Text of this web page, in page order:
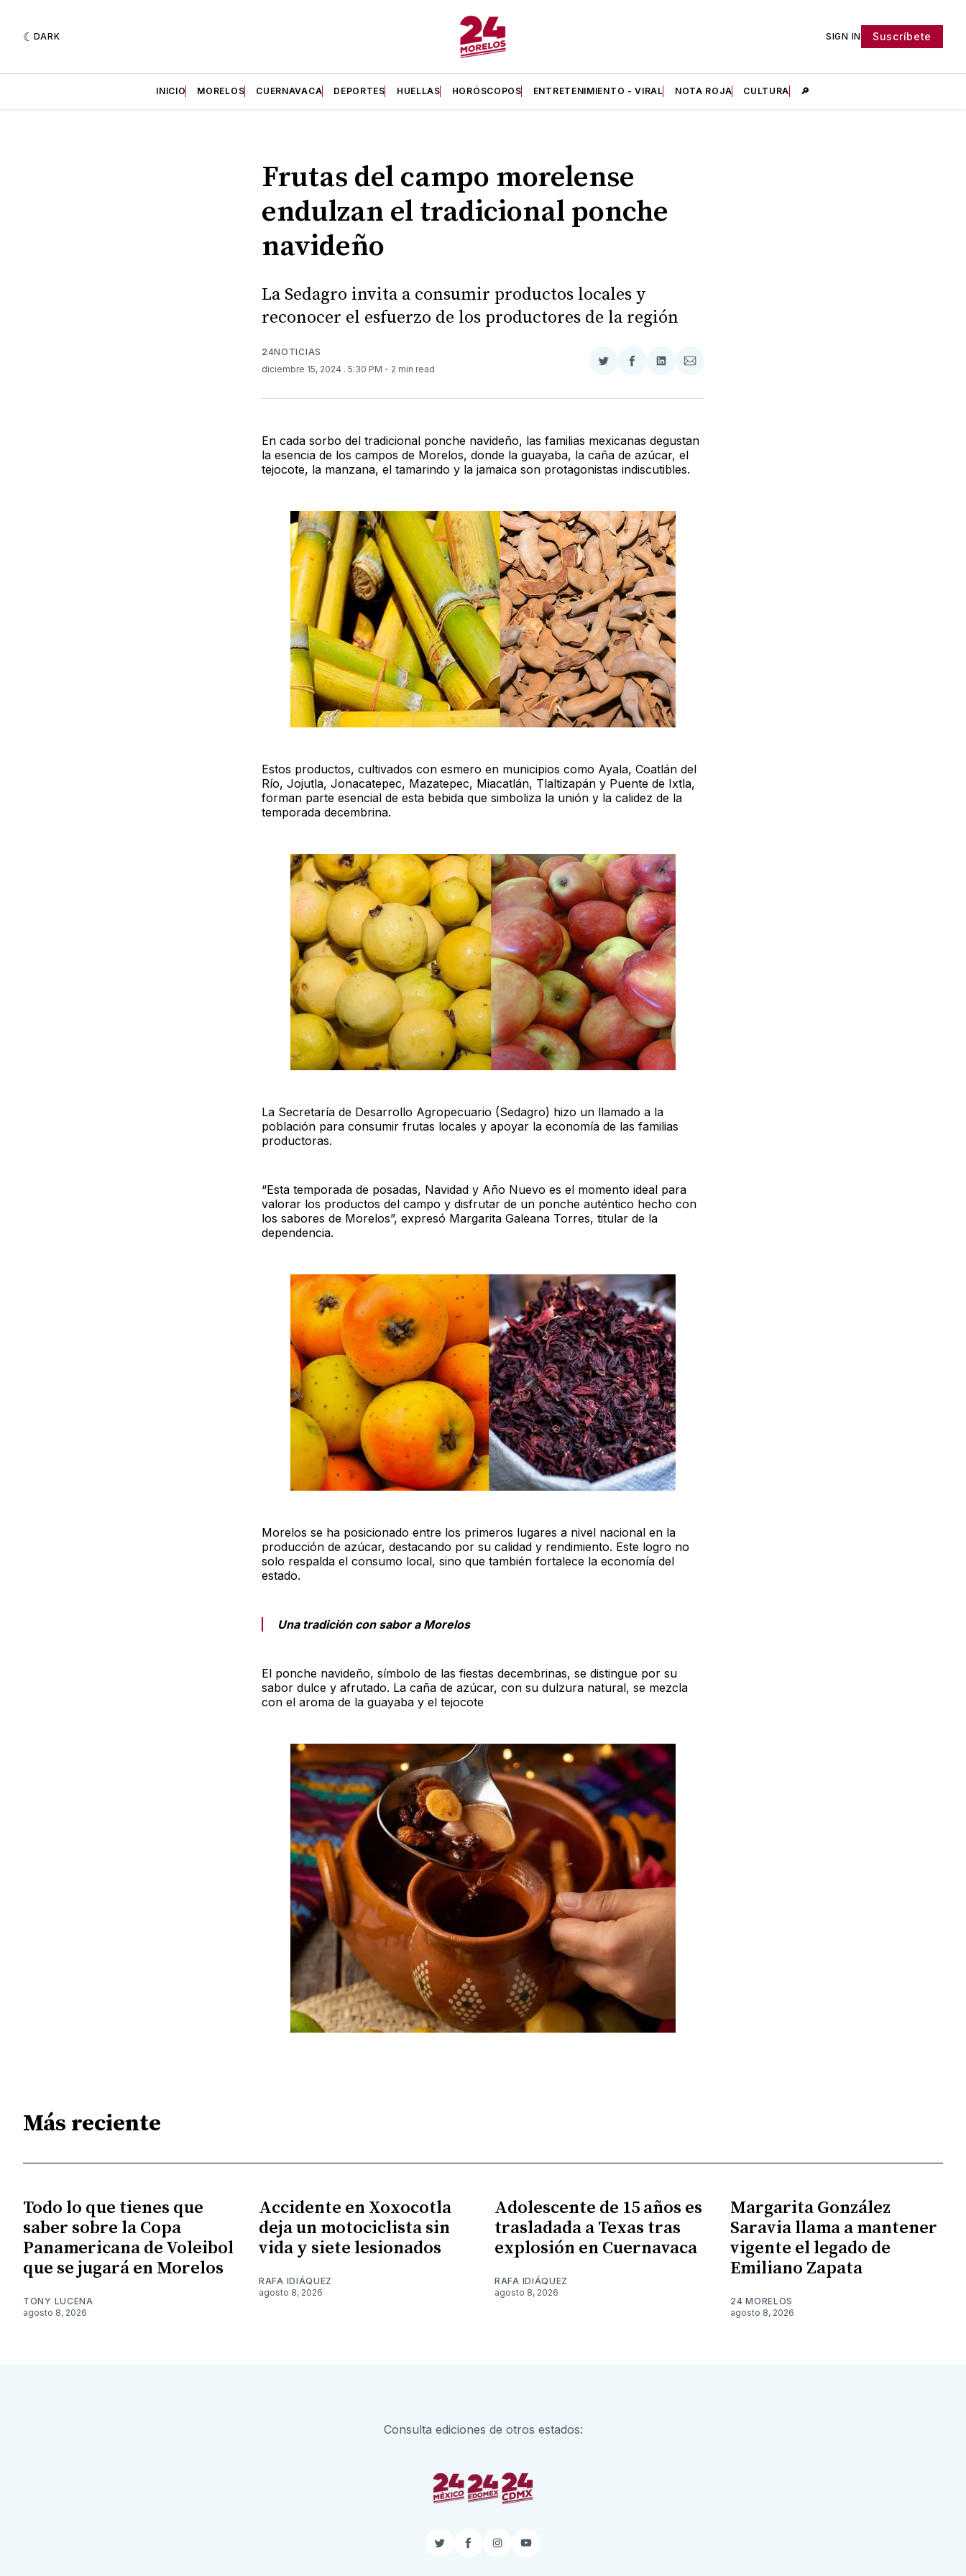
DARK SIGN IN Suscríbete
INICIO MORELOS CUERNAVACA DEPORTES HUELLAS HORÓSCOPOS ENTRETENIMIENTO - VIRAL NOTA ROJA CULTURA 🔎
Frutas del campo morelense
endulzan el tradicional ponche
navideño
La Sedagro invita a consumir productos locales y
reconocer el esfuerzo de los productores de la región
24NOTICIAS
diciembre 15, 2024 . 5:30 PM - 2 min read
Compartir
Twitter
Compartir
Facebook
Compartir
LinkedIn
Compartir
Email
En cada sorbo del tradicional ponche navideño, las familias mexicanas degustan
la esencia de los campos de Morelos, donde la guayaba, la caña de azúcar, el
tejocote, la manzana, el tamarindo y la jamaica son protagonistas indiscutibles.
Estos productos, cultivados con esmero en municipios como Ayala, Coatlán del
Río, Jojutla, Jonacatepec, Mazatepec, Miacatlán, Tlaltizapán y Puente de Ixtla,
forman parte esencial de esta bebida que simboliza la unión y la calidez de la
temporada decembrina.
La Secretaría de Desarrollo Agropecuario (Sedagro) hizo un llamado a la
población para consumir frutas locales y apoyar la economía de las familias
productoras.
“Esta temporada de posadas, Navidad y Año Nuevo es el momento ideal para
valorar los productos del campo y disfrutar de un ponche auténtico hecho con
los sabores de Morelos”, expresó Margarita Galeana Torres, titular de la
dependencia.
Morelos se ha posicionado entre los primeros lugares a nivel nacional en la
producción de azúcar, destacando por su calidad y rendimiento. Este logro no
solo respalda el consumo local, sino que también fortalece la economía del
estado.
Una tradición con sabor a Morelos
El ponche navideño, símbolo de las fiestas decembrinas, se distingue por su
sabor dulce y afrutado. La caña de azúcar, con su dulzura natural, se mezcla
con el aroma de la guayaba y el tejocote
Más reciente
Todo lo que tienes que
saber sobre la Copa
Panamericana de Voleibol
que se jugará en Morelos
TONY LUCENA
agosto 8, 2026
Accidente en Xoxocotla
deja un motociclista sin
vida y siete lesionados
RAFA IDIÁQUEZ
agosto 8, 2026
Adolescente de 15 años es
trasladada a Texas tras
explosión en Cuernavaca
RAFA IDIÁQUEZ
agosto 8, 2026
Margarita González
Saravia llama a mantener
vigente el legado de
Emiliano Zapata
24 MORELOS
agosto 8, 2026
Consulta ediciones de otros estados:
TwitterFacebook
InstagramYouTube